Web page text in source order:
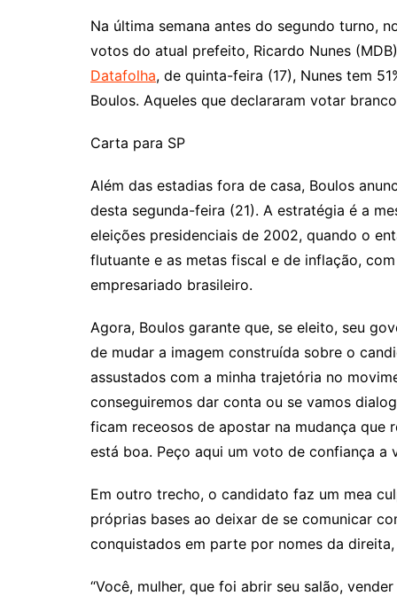
Na última semana antes do segundo turno,
votos do atual prefeito, Ricardo Nunes
Datafolha, de quinta-feira (17), Nunes tem
Boulos. Aqueles que declararam votar
Carta para SP
Além das estadias fora de casa, Boulos
desta segunda-feira (21). A estratégia é a
eleições presidenciais de 2002, quando o
flutuante e as metas fiscal e de inflação,
empresariado brasileiro.
Agora, Boulos garante que, se eleito, seu
de mudar a imagem construída sobre o
assustados com a minha trajetória no
conseguiremos dar conta ou se vamos
ficam receosos de apostar na mudança que
está boa. Peço aqui um voto de confiança a
Em outro trecho, o candidato faz um mea
próprias bases ao deixar de se comunicar
conquistados em parte por nomes da
“Você, mulher, que foi abrir seu salão,